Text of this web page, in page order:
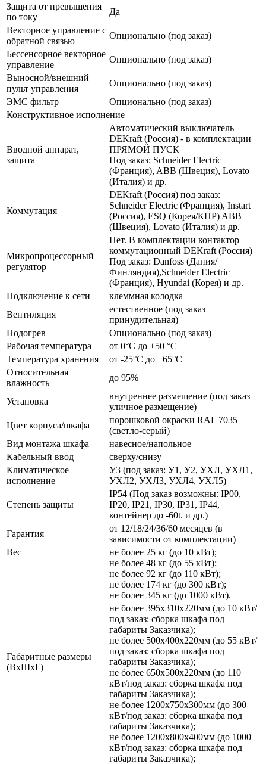
Защита от превышения
по току
Да
Векторное управление с
обратной связью
Опционально (под заказ)
Бессенсорное векторное
управление
Опционально (под заказ)
Выносной/внешний
пульт управления
Опционально (под заказ)
ЭМС фильтр
Опционально (под заказ)
Конструктивное исполнение
Вводной аппарат,
защита
Автоматический выключатель
DEKraft (Россия) - в комплектации
ПРЯМОЙ ПУСК
Под заказ: Schneider Electric
(Франция), ABB (Швеция), Lovato
(Италия) и др.
Коммутация
DEKraft (Россия) под заказ:
Schneider Electric (Франция), Instart
(Россия), ESQ (Корея/КНР) ABB
(Швеция), Lovato (Италия) и др.
Микропроцессорный
регулятор
Нет. В комплектации контактор
коммутационный DEKraft (Россия)
Под заказ: Danfoss (Дания/
Финляндия),Schneider Electric
(Франция), Hyundai (Корея) и др.
Подключение к сети
клеммная колодка
Вентиляция
естественное (под заказ
принудительная)
Подогрев
Опционально (под заказ)
Рабочая температура
от 0°C до +50 °C
Температура хранения
от -25°C до +65°C
Относительная
влажность
до 95%
Установка
внутреннее размещение (под заказ
уличное размещение)
Цвет корпуса/шкафа
порошковой окраски RAL 7035
(светло-серый)
Вид монтажа шкафа
навесное/напольное
Кабельный ввод
сверху/снизу
Климатическое
исполнение
У3 (под заказ: У1, У2, УХЛ, УХЛ1,
УХЛ2, УХЛ3, УХЛ4, УХЛ5)
Степень защиты
IP54 (Под заказ возможны: IP00,
IP20, IP21, IP30, IP31, IP44,
контейнер до -60t. и др.)
Гарантия
от 12/18/24/36/60 месяцев (в
зависимости от комплектации)
Вес
не более 25 кг (до 10 кВт);
не более 48 кг (до 55 кВт);
не более 92 кг (до 110 кВт);
не более 174 кг (до 300 кВт);
не более 345 кг (до 1000 кВт).
Габаритные размеры
(ВхШхГ)
не более 395х310х220мм (до 10 кВт/
под заказ: сборка шкафа под
габариты Заказчика);
не более 500х400х220мм (до 55 кВт/
под заказ: сборка шкафа под
габариты Заказчика);
не более 650х500х220мм (до 110
кВт/под заказ: сборка шкафа под
габариты Заказчика);
не более 1200х750х300мм (до 300
кВт/под заказ: сборка шкафа под
габариты Заказчика);
не более 1200х800х400мм (до 1000
кВт/под заказ: сборка шкафа под
габариты Заказчика);